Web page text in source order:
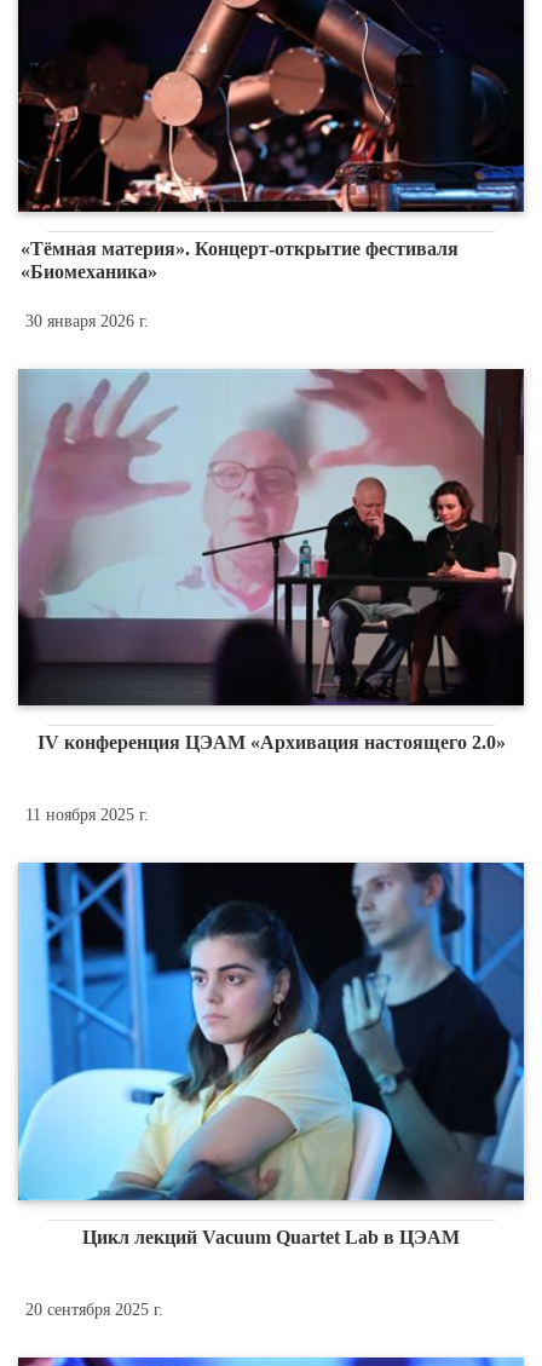
«Тёмная материя». Концерт-открытие фестиваля
«Биомеханика»
30 января 2026 г.
IV конференция ЦЭАМ «Архивация настоящего 2.0»
11 ноября 2025 г.
Цикл лекций Vacuum Quartet Lab в ЦЭАМ
20 сентября 2025 г.